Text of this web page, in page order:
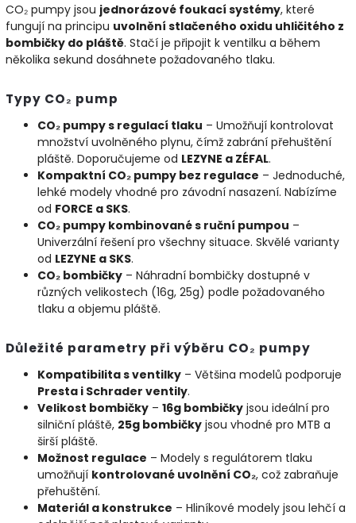
CO₂ pumpy jsou jednorázové foukací systémy, které
fungují na principu uvolnění stlačeného oxidu uhličitého z
bombičky do pláště. Stačí je připojit k ventilku a během
několika sekund dosáhnete požadovaného tlaku.
Typy CO₂ pump
CO₂ pumpy s regulací tlaku – Umožňují kontrolovat
množství uvolněného plynu, čímž zabrání přehuštění
pláště. Doporučujeme od LEZYNE a ZÉFAL.
Kompaktní CO₂ pumpy bez regulace – Jednoduché,
lehké modely vhodné pro závodní nasazení. Nabízíme
od FORCE a SKS.
CO₂ pumpy kombinované s ruční pumpou –
Univerzální řešení pro všechny situace. Skvělé varianty
od LEZYNE a SKS.
CO₂ bombičky – Náhradní bombičky dostupné v
různých velikostech (16g, 25g) podle požadovaného
tlaku a objemu pláště.
Důležité parametry při výběru CO₂ pumpy
Kompatibilita s ventilky – Většina modelů podporuje
Presta i Schrader ventily.
Velikost bombičky – 16g bombičky jsou ideální pro
silniční pláště, 25g bombičky jsou vhodné pro MTB a
širší pláště.
Možnost regulace – Modely s regulátorem tlaku
umožňují kontrolované uvolnění CO₂, což zabraňuje
přehuštění.
Materiál a konstrukce – Hliníkové modely jsou lehčí a